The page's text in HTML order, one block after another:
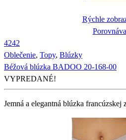
Rýchle
4242
Oblečenie, Topy, Blúzky
Béžová blúzka BADOO 20-168-00
VYPREDANÉ!
Jemná a elegantná blúzka